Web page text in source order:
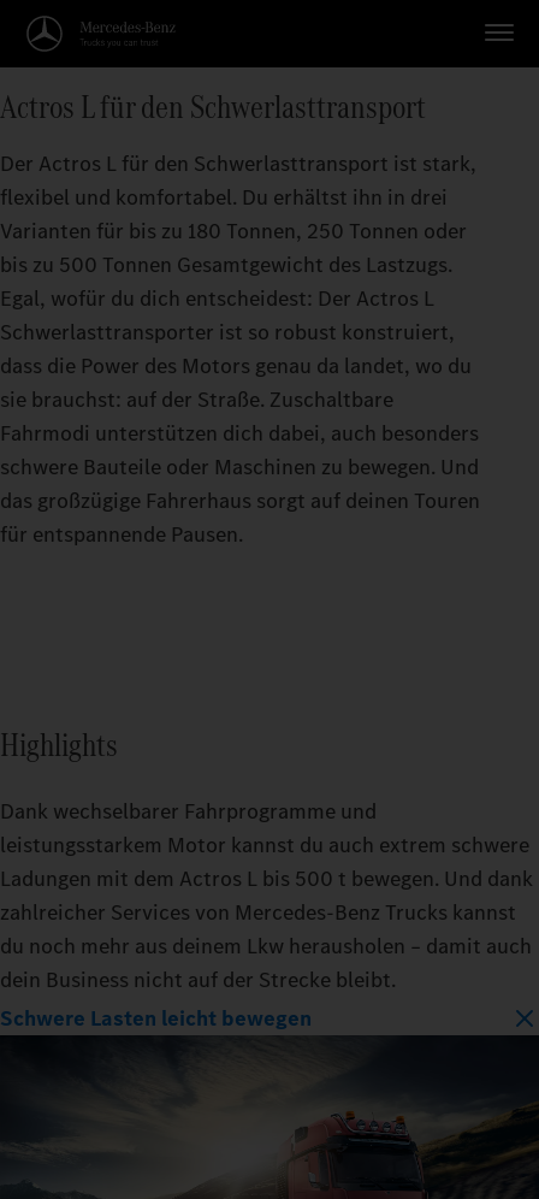
Actros L für den Schwerlasttransport
Der Actros L für den Schwerlasttransport ist stark,
flexibel und komfortabel. Du erhältst ihn in drei
Varianten für bis zu 180 Tonnen, 250 Tonnen oder
bis zu 500 Tonnen Gesamtgewicht des Lastzugs.
Egal, wofür du dich entscheidest: Der Actros L
Schwerlasttransporter ist so robust konstruiert,
dass die Power des Motors genau da landet, wo du
sie brauchst: auf der Straße. Zuschaltbare
Fahrmodi unterstützen dich dabei, auch besonders
schwere Bauteile oder Maschinen zu bewegen. Und
das großzügige Fahrerhaus sorgt auf deinen Touren
für entspannende Pausen.
Highlights
Dank wechselbarer Fahrprogramme und
leistungsstarkem Motor kannst du auch extrem schwere
Ladungen mit dem Actros L bis 500 t bewegen. Und dank
zahlreicher Services von Mercedes‑Benz Trucks kannst
du noch mehr aus deinem Lkw herausholen – damit auch
dein Business nicht auf der Strecke bleibt.
Schwere Lasten leicht bewegen